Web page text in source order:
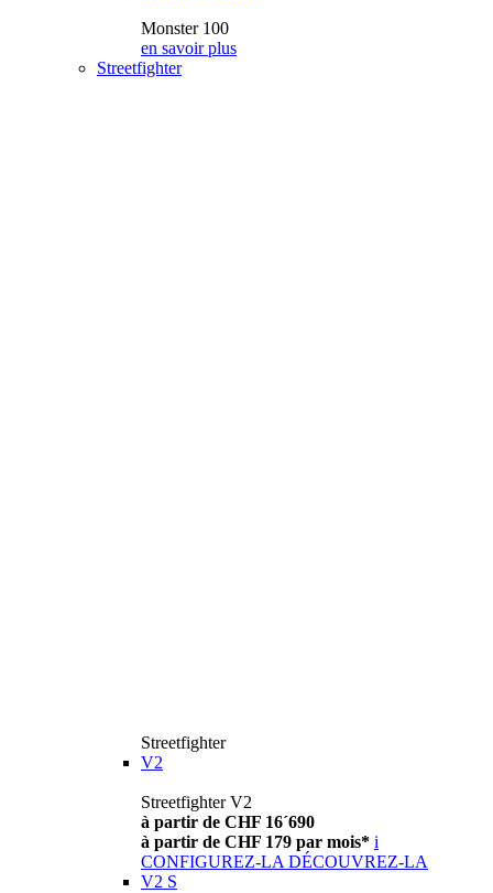
Monster 100
en savoir plus
Streetfighter
Streetfighter
V2
Streetfighter V2
à partir de CHF 16´690
à partir de CHF 179 par mois* i
CONFIGUREZ-LA DÉCOUVREZ-LA
V2 S